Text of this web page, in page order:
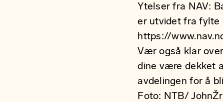
Ytelser fra NAV:
er utvidet fra fylte
https://
Vær også klar
dine være dekket
avdelingen for å
Foto: NTB/